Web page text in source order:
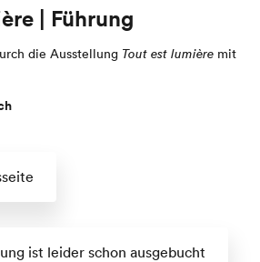
| Führung
die Ausstellung Tout est lumière mit
ist leider schon ausgebucht